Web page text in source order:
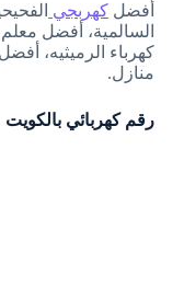
أفضل كهربجي
السالمية، أفضل
كهرباء الرميثيه،
منازل.
رقم كهربائي بالكويت